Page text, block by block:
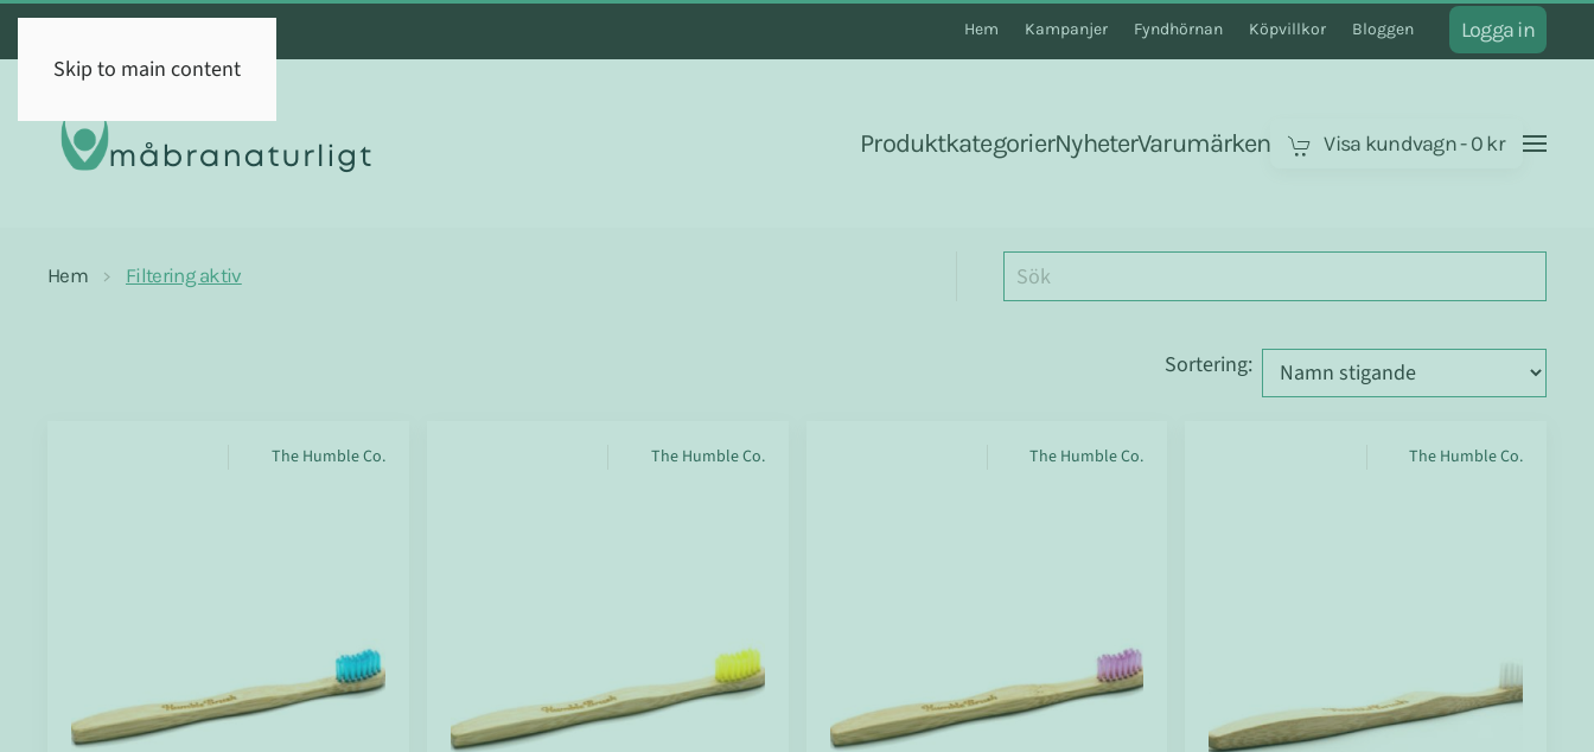
Skip to main content
Hem Kampanjer Fyndhörnan Köpvillkor Bloggen Logga in
ProduktkategorierNyheterVarumärken Visa kundvagn-0 kr
Hem Filtering aktiv
Sortering:
The Humble Co. The Humble Co. The Humble Co. The Humble Co.